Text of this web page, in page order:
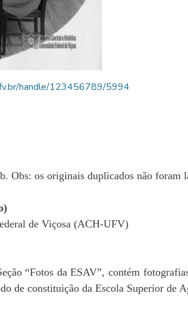
handle/123456789/5994
Obs: os originais duplicados não foram
de Viçosa (ACH-UFV)
“Fotos da ESAV”, contém
de constituição da Escola Superior de